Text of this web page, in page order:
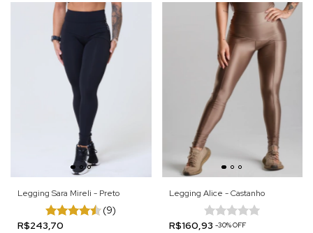
Legging Sara Mireli - Preto
(9)
R$243,70
Legging Alice - Castanho
R$160,93 -30%OFF